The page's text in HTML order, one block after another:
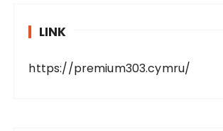
LINK
https://premium303.cymru/